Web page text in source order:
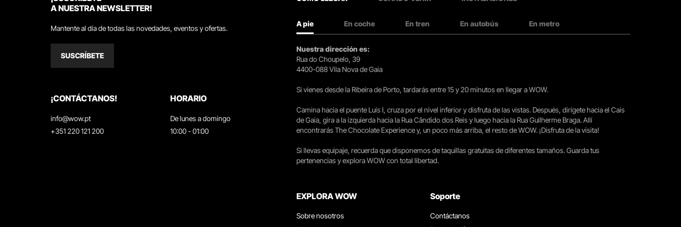
A NUESTRA NEWSLETTER!
Mantente al día de todas las novedades, eventos y ofertas.
SUSCRÍBETE
¡CONTÁCTANOS!
info@wow.pt
+351 220 121 200
HORARIO
De lunes a domingo
10:00 - 01:00
A pie En coche En tren En autobús En metro
Nuestra dirección es:
Rua do Choupelo, 39
4400-088 Vila Nova de Gaia
Si vienes desde la Ribeira de Porto, tardarás entre 15 y 20 minutos en llegar a WOW.
Camina hacia el puente Luís I, cruza por el nivel inferior y disfruta de las vistas. Después, dirígete hacia el Cais
de Gaia, gira a la izquierda hacia la Rua Cândido dos Reis y luego hacia la Rua Guilherme Braga. Allí
encontrarás The Chocolate Experience y, un poco más arriba, el resto de WOW. ¡Disfruta de la visita!
Si llevas equipaje, recuerda que disponemos de taquillas gratuitas de diferentes tamaños. Guarda tus
pertenencias y explora WOW con total libertad.
EXPLORA WOW
Sobre nosotros
Soporte
Contáctanos